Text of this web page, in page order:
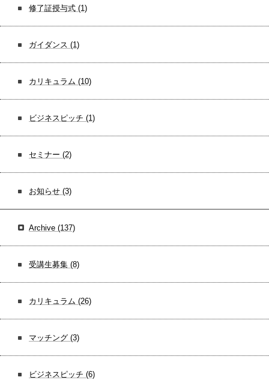
修了証授与式 (1)
ガイダンス (1)
カリキュラム (10)
ビジネスピッチ (1)
セミナー (2)
お知らせ (3)
Archive (137)
受講生募集 (8)
カリキュラム (26)
マッチング (3)
ビジネスピッチ (6)